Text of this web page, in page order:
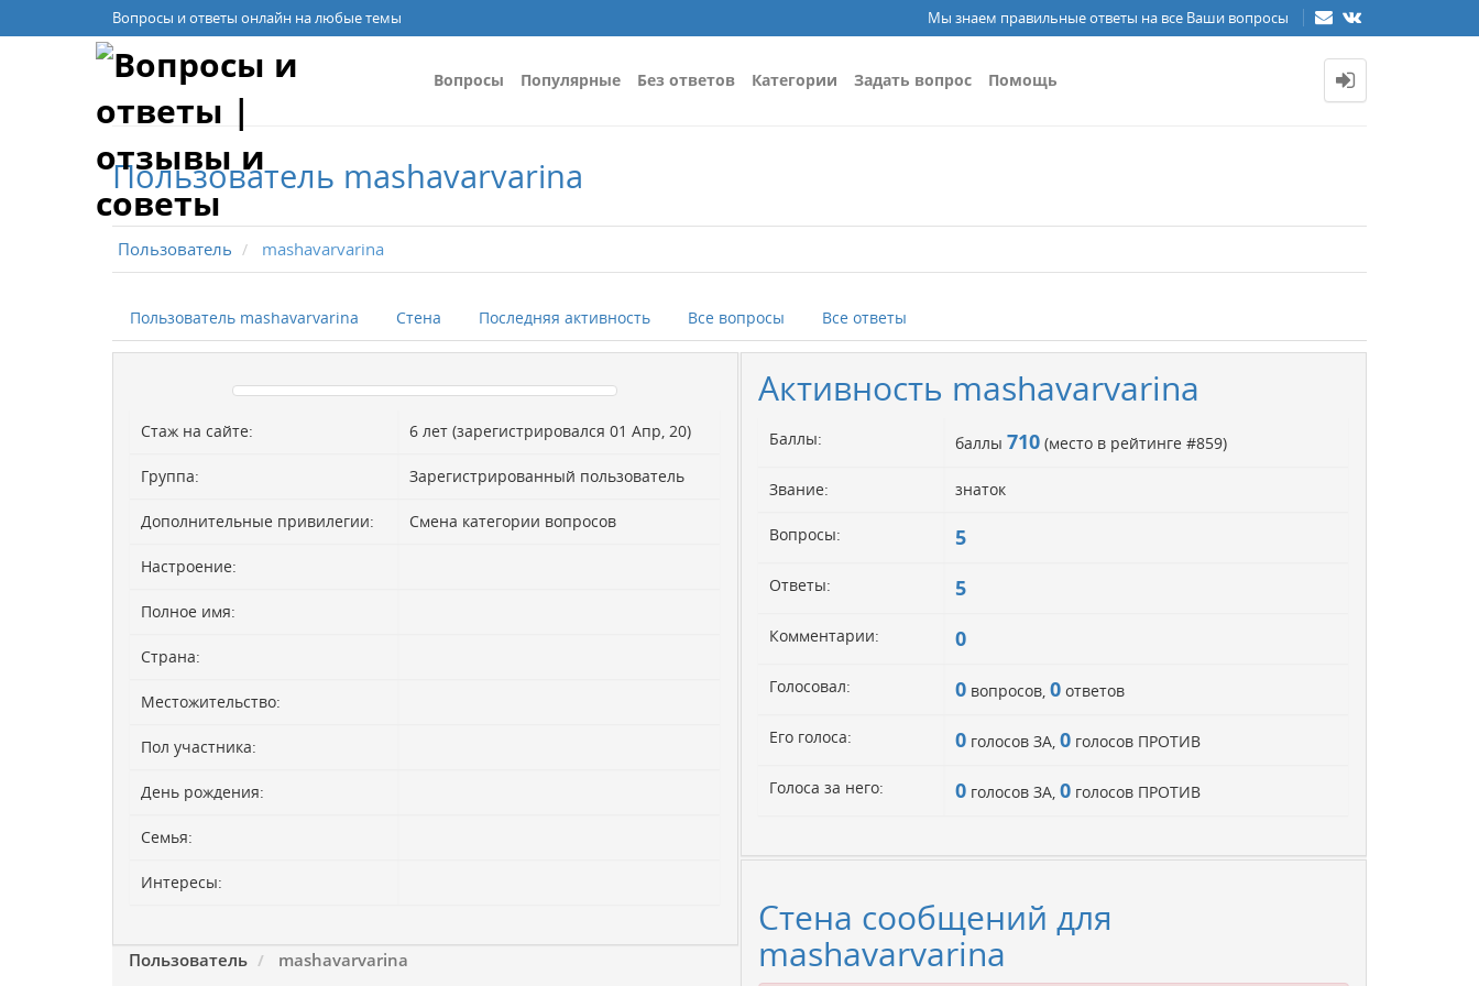
Вопросы и ответы онлайн на любые темы Мы знаем правильные ответы на все Ваши вопросы
Вопросы Популярные Без ответов Категории Задать вопрос Помощь
Пользователь mashavarvarina
Пользователь mashavarvarina
Пользователь mashavarvarina Стена Последняя активность Все вопросы Все ответы
Стаж на сайте: 6 лет (зарегистрировался 01 Апр, 20)
Группа: Зарегистрированный пользователь
Дополнительные привилегии: Смена категории вопросов
Настроение:
Полное имя:
Страна:
Местожительство:
Пол участника:
День рождения:
Семья:
Интересы:
Активность mashavarvarina
Баллы: баллы710 (место в рейтинге #859)
Звание: знаток
Вопросы: 5
Ответы: 5
Комментарии: 0
Голосовал: 0 вопросов,0 ответов
Его голоса: 0 голосов ЗА,0 голосов ПРОТИВ
Голоса за него: 0 голосов ЗА,0 голосов ПРОТИВ
Стена сообщений для
mashavarvarina
Пользователь mashavarvarina